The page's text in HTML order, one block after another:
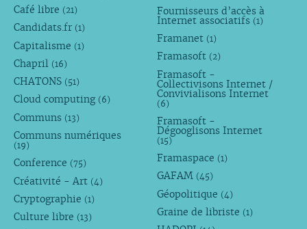
Café libre (21)
Candidats.fr (1)
Capitalisme (1)
Chapril (16)
CHATONS (51)
Cloud computing (6)
Communs (13)
Communs numériques
(19)
Conference (75)
Créativité - Art (4)
Cryptographie (1)
Culture libre (13)
Fournisseurs d’accès à
Internet associatifs (1)
Framanet (1)
Framasoft (2)
Framasoft -
Collectivisons Internet /
Convivialisons Internet
(6)
Framasoft -
Dégooglisons Internet
(15)
Framaspace (1)
GAFAM (45)
Géopolitique (4)
Graine de libriste (1)